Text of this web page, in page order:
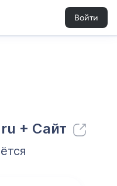
Войти
+ Cайт
125 0